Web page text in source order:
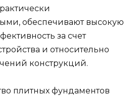
обеспечивают высокую
за счет
и относительно
конструкций.
плитных фундаментов